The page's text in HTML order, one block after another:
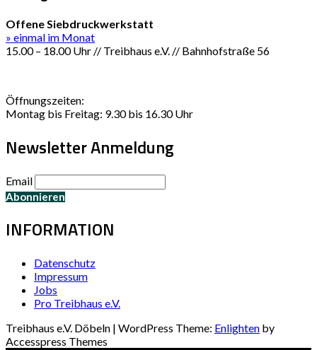
Offene Siebdruckwerkstatt
» einmal im Monat
15.00 – 18.00 Uhr // Treibhaus e.V. // Bahnhofstraße 56
Öffnungszeiten:
Montag bis Freitag: 9.30 bis 16.30 Uhr
Newsletter Anmeldung
Email
INFORMATION
Datenschutz
Impressum
Jobs
Pro Treibhaus e.V.
Treibhaus e.V. Döbeln | WordPress Theme: Enlighten by
Accesspress Themes